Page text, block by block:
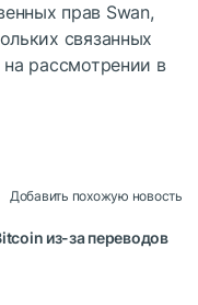
прав Swan,
связанных
рассмотрении в
Добавить похожую новость
из-за переводов